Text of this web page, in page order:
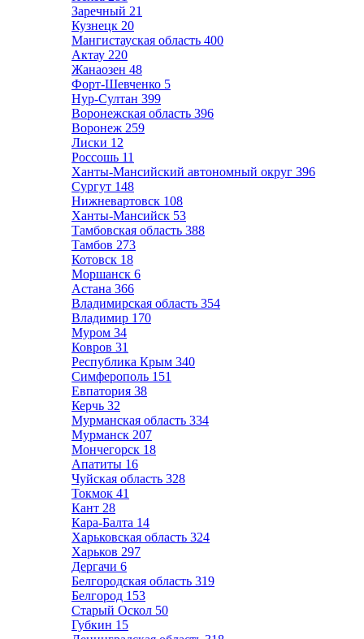
Заречный 21
Кузнецк 20
Мангистауская область 400
Актау 220
Жанаозен 48
Форт-Шевченко 5
Нур-Султан 399
Воронежская область 396
Воронеж 259
Лиски 12
Россошь 11
Ханты-Мансийский автономный округ 396
Сургут 148
Нижневартовск 108
Ханты-Мансийск 53
Тамбовская область 388
Тамбов 273
Котовск 18
Моршанск 6
Астана 366
Владимирская область 354
Владимир 170
Муром 34
Ковров 31
Республика Крым 340
Симферополь 151
Евпатория 38
Керчь 32
Мурманская область 334
Мурманск 207
Мончегорск 18
Апатиты 16
Чуйская область 328
Токмок 41
Кант 28
Кара-Балта 14
Харьковская область 324
Харьков 297
Дергачи 6
Белгородская область 319
Белгород 153
Старый Оскол 50
Губкин 15